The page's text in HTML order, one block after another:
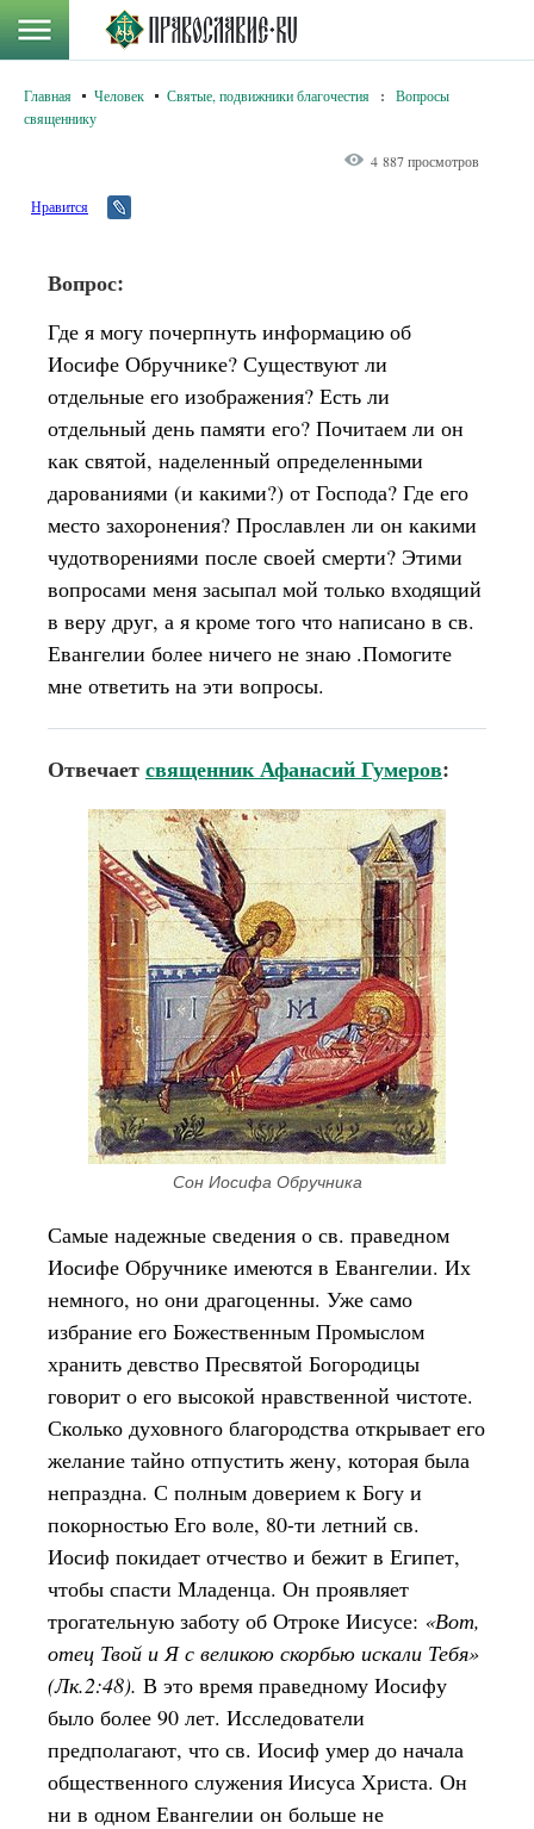
Главная Человек Святые, подвижники благочестия :
Вопросы
священнику
4 887 просмотров
Нравится
Вопрос:
Где я могу почерпнуть информацию об
Иосифе Обручнике? Существуют ли
отдельные его изображения? Есть ли
отдельный день памяти его? Почитаем ли он
как святой, наделенный определенными
дарованиями (и какими?) от Господа? Где его
место захоронения? Прославлен ли он какими
чудотворениями после своей смерти? Этими
вопросами меня засыпал мой только входящий
в веру друг, а я кроме того что написано в св.
Евангелии более ничего не знаю .Помогите
мне ответить на эти вопросы.
Отвечаетсвященник Афанасий Гумеров:
Сон Иосифа Обручника
Самые надежные сведения о св. праведном
Иосифе Обручнике имеются в Евангелии. Их
немного, но они драгоценны. Уже само
избрание его Божественным Промыслом
хранить девство Пресвятой Богородицы
говорит о его высокой нравственной чистоте.
Сколько духовного благородства открывает его
желание тайно отпустить жену, которая была
непраздна. С полным доверием к Богу и
покорностью Его воле, 80-ти летний св.
Иосиф покидает отчество и бежит в Египет,
чтобы спасти Младенца. Он проявляет
трогательную заботу об Отроке Иисусе: «Вот,
отец Твой и Я с великою скорбью искали Тебя»
(Лк.2:48). В это время праведному Иосифу
было более 90 лет. Исследователи
предполагают, что св. Иосиф умер до начала
общественного служения Иисуса Христа. Он
ни в одном Евангелии он больше не